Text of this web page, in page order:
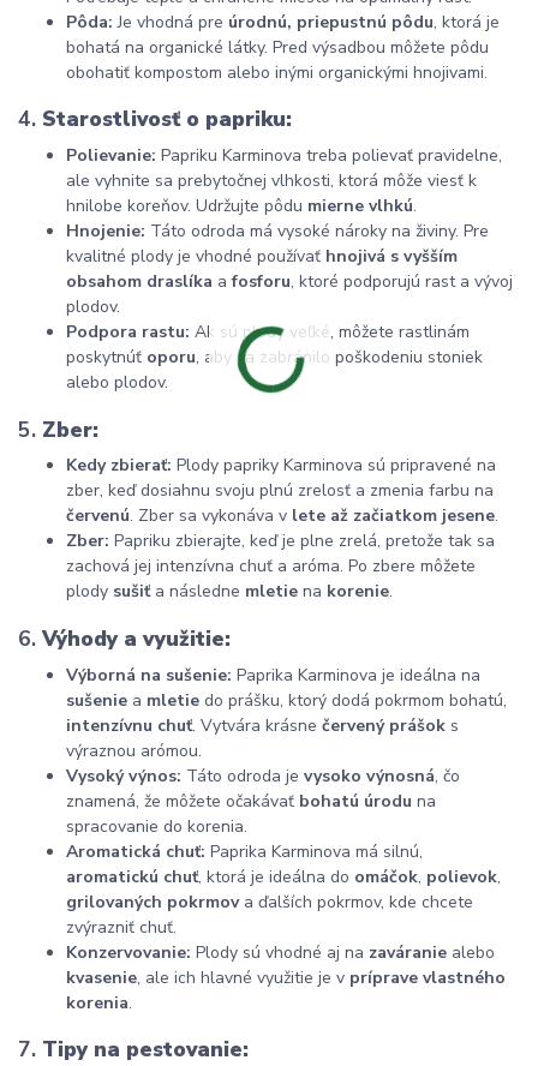
Pôda: Je vhodná pre úrodnú, priepustnú pôdu, ktorá je
bohatá na organické látky. Pred výsadbou môžete pôdu
obohatiť kompostom alebo inými organickými hnojivami.
4. Starostlivosť o papriku:
Polievanie: Papriku Karminova treba polievať pravidelne,
ale vyhnite sa prebytočnej vlhkosti, ktorá môže viesť k
hnilobe koreňov. Udržujte pôdu mierne vlhkú.
Hnojenie: Táto odroda má vysoké nároky na živiny. Pre
kvalitné plody je vhodné používať hnojivá s vyšším
obsahom draslíka afosforu, ktoré podporujú rast a vývoj
plodov.
Podpora rastu: Ak sú plody veľké, môžete rastlinám
poskytnúť oporu, aby sa zabránilo poškodeniu stoniek
alebo plodov.
5. Zber:
Kedy zbierať: Plody papriky Karminova sú pripravené na
zber, keď dosiahnu svoju plnú zrelosť a zmenia farbu na
červenú. Zber sa vykonáva v lete až začiatkom jesene.
Zber: Papriku zbierajte, keď je plne zrelá, pretože tak sa
zachová jej intenzívna chuť a aróma. Po zbere môžete
plody sušiťa následne mletie na korenie.
6.Výhody a využitie:
Výborná na sušenie: Paprika Karminova je ideálna na
sušenie a mletie do prášku, ktorý dodá pokrmom bohatú,
intenzívnu chuť. Vytvára krásne červený prášok s
výraznou arómou.
Vysoký výnos: Táto odroda je vysoko výnosná, čo
znamená, že môžete očakávať bohatú úrodu na
spracovanie do korenia.
Aromatická chuť: Paprika Karminova má silnú,
aromatickú chuť, ktorá je ideálna do omáčok, polievok,
grilovaných pokrmova ďalších pokrmov, kde chcete
zvýrazniť chuť.
Konzervovanie: Plody sú vhodné aj na zaváranie alebo
kvasenie, ale ich hlavné využitie je v príprave vlastného
korenia.
7. Tipy na pestovanie: